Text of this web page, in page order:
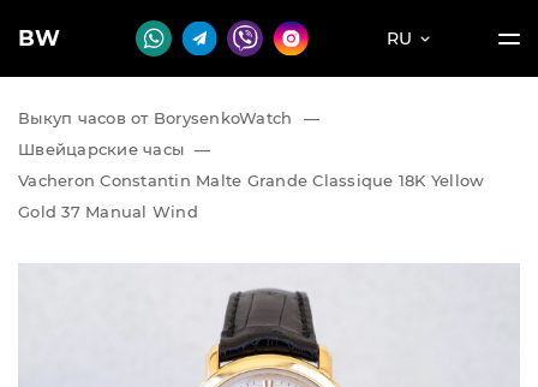
BW RU
Выкуп часов от BorysenkoWatch
—
Швейцарские часы —
Vacheron Constantin Malte Grande Classique 18K Yellow
Gold 37 Manual Wind